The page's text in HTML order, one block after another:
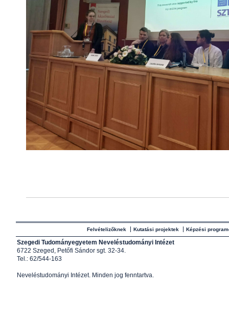
Felvételizőknek Kutatási projektek Képzési
Szegedi Tudományegyetem Neveléstudományi Intézet
6722 Szeged, Petőfi Sándor sgt. 32-34.
Tel.: 62/544-163
Neveléstudományi Intézet. Minden jog fenntartva.